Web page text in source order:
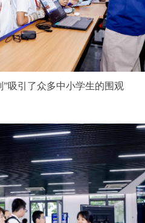
吸引了众多中小学生的围观